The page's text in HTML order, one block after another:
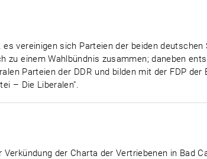
vereinigen sich Parteien der beiden deutschen
zu einem Wahlbündnis zusammen; daneben
Parteien der DDR und bilden mit der FDP der
– Die Liberalen".
der Charta der Vertriebenen in Bad